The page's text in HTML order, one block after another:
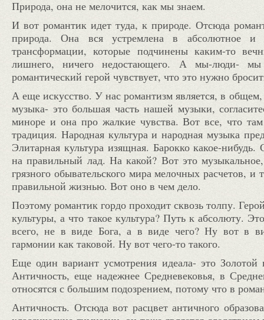
Природа, она не мелочится, как мы знаем.
И вот романтик идет туда, к природе. Отсюда
природа. Она вся устремлена в абсолютное и
трансформации, которые подчинены каким-то
лишнего, ничего недостающего. А мы-люди-
романтический герой чувствует, что это нужно
А еще искусство. У нас романтизм является, в
музыка- это большая часть нашей музыки,
миноре и она про жалкие чувства. Вот все, что
традиция. Народная культура и народная музыка
Элитарная культура изящная. Барокко какое-
на правильный лад. На какой? Вот это
грязного обывательского мира мелочных
правильной жизнью. Вот оно в чем дело.
Поэтому романтик гордо проходит сквозь толпу.
культуры, а что такое культура? Путь к абсолюту.
всего, не в виде Бога, а в виде чего? Ну вот в
гармонии как таковой. Ну вот чего-то такого.
Еще один вариант усмотрения идеала- это Золотой
Античность, еще надежнее Средневековья, в
относятся с большим подозрением, потому что в
Античность. Отсюда вот расцвет античного